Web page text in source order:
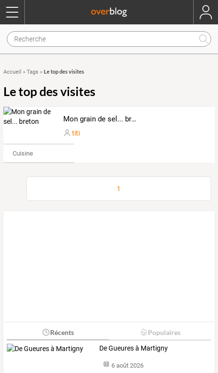
Accueil » Tags » Le top des visites
Le top des visites
Mon grain de sel... breton
titi
Cuisine
1
Récents Populaires
De Gueures à Martigny
6 août 2026